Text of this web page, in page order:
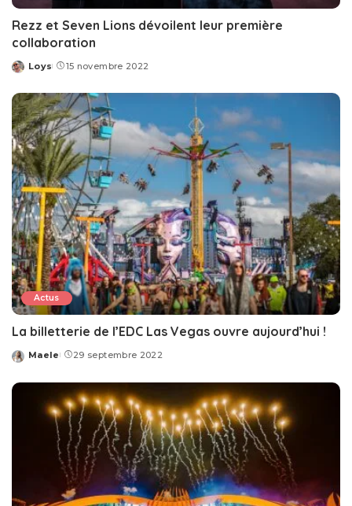
Rezz et Seven Lions dévoilent leur première
collaboration
Posted
Loys 15 novembre 2022
Actus
La billetterie de l’EDC Las Vegas ouvre aujourd’hui !
Posted
Maele 29 septembre 2022